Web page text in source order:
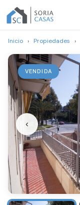
Inicio › Propiedades ›
VENDIDA
‹